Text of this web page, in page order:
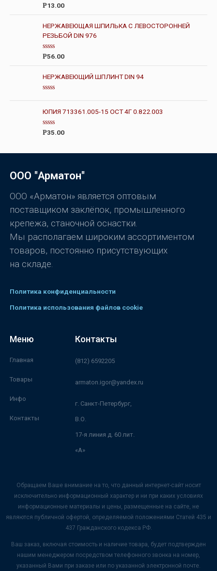
и
з
О
е
н
к
а
и
з
5
Р13.00
НЕРЖАВЕЮЩАЯ ШПИЛЬКА С ЛЕВОСТОРОННЕЙ
РЕЗЬБОЙ DIN 976
О
е
н
к
а
и
5
Р56.00
НЕРЖАВЕЮЩИЙ ШПЛИНТ DIN 94
ц
е
н
к
а
0
5
ЮПИЯ 713361.005-15 ОСТ 4Г 0.822.003
О
и
з
Р35.00
ООО "Арматон"
ООО «Арматон» является оптовым
поставщиком заклёпок, промышленного
крепежа, станочной оснастки.
Мы располагаем широким ассортиментом
товаров, постоянно присутствующих
на складе.
Политика конфиденциальности
Политика использования файлов cookie
Меню
Главная
Товары
Инфо
Контакты
Контакты
(812) 6592205
armaton.igor@yandex.ru
г. Санкт-Петербург,
В.О.
17-я линия д. 60 лит.
«А»
Обращаем Ваше внимание на то, что данный интернет-сайт носит
исключительно информационный характер и ни при каких условиях
информационные материалы и цены, размещенные на сайте, не
являются публичной офертой, определяемой положениями Статей 435 и
437 Гражданского кодекса РФ.
Ваш заказ, включая стоимость и наличие товара, будет подтвержден
нашим менеджером посредством телефонного звонка на номер,
указанный Вами при заказе или по указанной электронной почте.